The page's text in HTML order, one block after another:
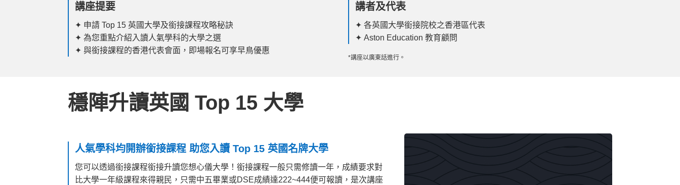
講座提要
✦ 申請 Top 15 英國大學及銜接課程攻略秘訣
✦ 為您重點介紹入讀人氣學科的大學之選
✦與銜接課程的香港代表會面，即場報名可享早鳥優惠
講者及代表
✦ 各英國大學銜接院校之香港區代表
✦ Aston Education 教育顧問
*講座以廣東話進行。
穩陣升讀英國 Top 15 大學
人氣學科均開辦銜接課程 助您入讀 Top 15 英國名牌大學
您可以透過銜接課程銜接升讀您想心儀大學！銜接課程一般只需修讀一年，成績要求對
比大學一年級課程來得親民，只需中五畢業或DSE成績達222~444便可報讀，是次講座